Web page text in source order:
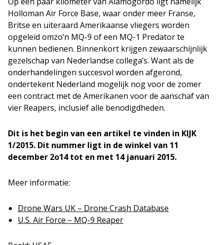
Holloman Air Force Base, waar onder meer Franse,
Britse en uiteraard Amerikaanse vliegers worden
opgeleid omzo’n MQ-9 of een MQ-1 Predator te
kunnen bedienen. Binnenkort krijgen zewaarschijnlijk
gezelschap van Nederlandse collega’s. Want als de
onderhandelingen succesvol worden afgerond,
ondertekent Nederland mogelijk nog voor de zomer
een contract met de Amerikanen voor de aanschaf van
vier Reapers, inclusief alle benodigdheden.
Dit is het begin van een artikel te vinden in KIJK
1/2015. Dit nummer ligt in de winkel van 11
december 2o14 tot en met 14 januari 2015.
Meer informatie:
Drone Wars UK – Drone Crash Database
U.S. Air Force – MQ-9 Reaper